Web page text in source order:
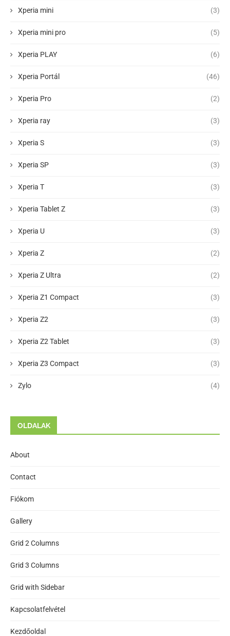
Xperia mini (3)
Xperia mini pro (5)
Xperia PLAY (6)
Xperia Portál (46)
Xperia Pro (2)
Xperia ray (3)
Xperia S (3)
Xperia SP (3)
Xperia T (3)
Xperia Tablet Z (3)
Xperia U (3)
Xperia Z (2)
Xperia Z Ultra (2)
Xperia Z1 Compact (3)
Xperia Z2 (3)
Xperia Z2 Tablet (3)
Xperia Z3 Compact (3)
Zylo (4)
OLDALAK
About
Contact
Fiókom
Gallery
Grid 2 Columns
Grid 3 Columns
Grid with Sidebar
Kapcsolatfelvétel
Kezdőoldal